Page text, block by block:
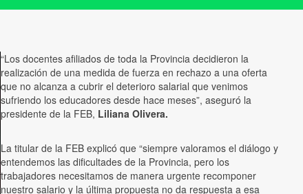
“Los docentes afiliados de toda la Provincia decidieron la
realización de una medida de fuerza en rechazo a una oferta
que no alcanza a cubrir el deterioro salarial que venimos
sufriendo los educadores desde hace meses”, aseguró la
presidente de la FEB, Liliana Olivera.
La titular de la FEB explicó que “siempre valoramos el diálogo y
entendemos las dificultades de la Provincia, pero los
trabajadores necesitamos de manera urgente recomponer
nuestro salario y la última propuesta no da respuesta a esa